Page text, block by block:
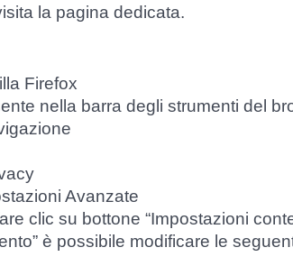
la pagina dedicata.
Firefox
nella barra degli strumenti del
Avanzate
clic su bottone “Impostazioni
è possibile modificare le